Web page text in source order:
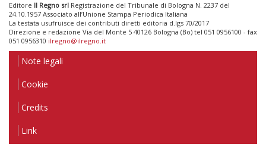
Editore Il Regno srl Registrazione del Tribunale di Bologna N. 2237 del
24.10.1957 Associato all’Unione Stampa Periodica Italiana
La testata usufruisce dei contributi diretti editoria d.lgs 70/2017
Direzione e redazione Via del Monte 5 40126 Bologna (Bo) tel 051 0956100 - fax
051 0956310 ilregno@ilregno.it
Note legali
Cookie
Credits
Link